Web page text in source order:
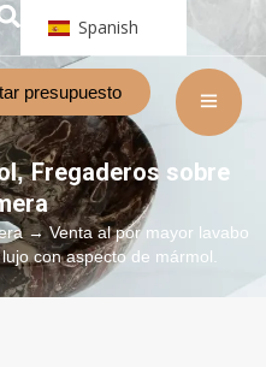
Spanish
presupuesto
,Fregaderos sobre
→ Venta al por mayor lavabo
con aspecto de mármol.